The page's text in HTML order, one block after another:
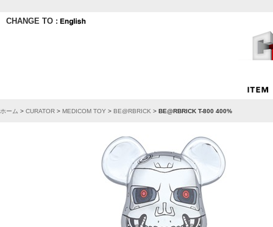
CHANGE TO :
ホーム > CURATOR > MEDICOM TOY > BE@RBRICK > BE@RBRICK T-800 400%